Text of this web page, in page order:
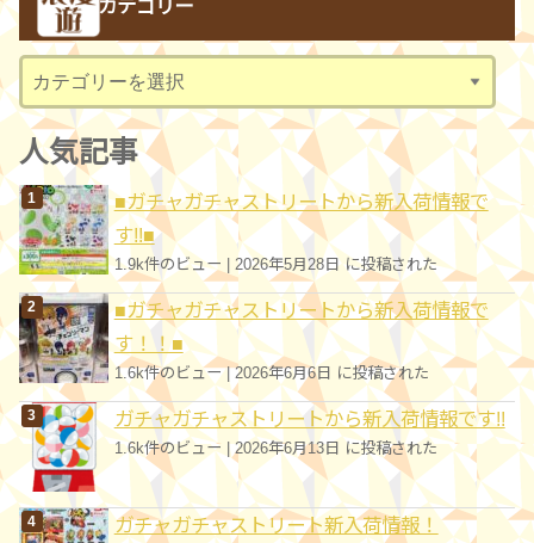
イ
ブ
カテゴリー
テ
ゴ
リ
ー
人気記事
■ガチャガチャストリートから新入荷情報で
す!!■
1.9k件のビュー 2026年5月28日 に投稿された
■ガチャガチャストリートから新入荷情報で
す！！■
1.6k件のビュー|2026年6月6日 に投稿された
ガチャガチャストリートから新入荷情報です!!
1.6k件のビュー |2026年6月13日 に投稿された
ガチャガチャストリート新入荷情報！